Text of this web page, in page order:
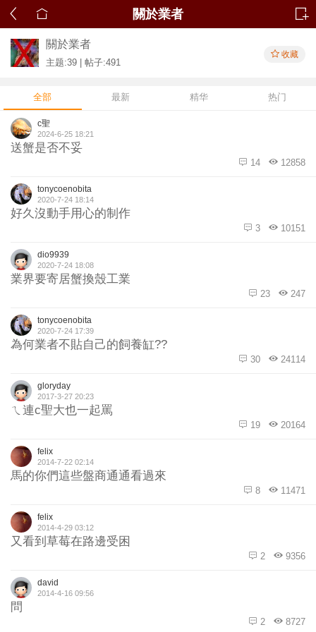
關於業者
主题:39 | 帖子:491
收藏
全部 最新 精华 热门
c聖
2024-6-25 18:21
送蟹是否不妥
14 12858
tonycoenobita
2020-7-24 18:14
好久沒動手用心的制作
3 10151
dio9939
2020-7-24 18:08
業界要寄居蟹換殼工業
23 247
tonycoenobita
2020-7-24 17:39
為何業者不貼自己的飼養缸??
30 24114
gloryday
2017-3-27 20:23
ㄟ連c聖大也一起罵
19 20164
felix
2014-7-22 02:14
馬的你們這些盤商通通看過來
8 11471
felix
2014-4-29 03:12
又看到草莓在路邊受困
2 9356
david
2014-4-16 09:56
問
2 8727
關於業者